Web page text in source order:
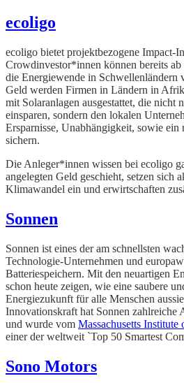
ecoligo
ecoligo bietet projektbezogene Impact-
Crowdinvestor*innen können bereits
die Energiewende in Schwellenländern
Geld werden Firmen in Ländern in
mit Solaranlagen ausgestattet, die nicht
einsparen, sondern den lokalen
Ersparnisse, Unabhängigkeit, sowie ein
sichern.
Die Anleger*innen wissen bei ecoligo
angelegten Geld geschieht, setzen sich
Klimawandel ein und erwirtschaften
Sonnen
Sonnen ist eines der am schnellsten
Technologie-Unternehmen und
Batteriespeichern. Mit den neuartigen
schon heute zeigen, wie eine saubere
Energiezukunft für alle Menschen
Innovationskraft hat Sonnen zahlreiche
und wurde vom Massachusetts
einer der weltweit `Top 50 Smartest
Sono Motors